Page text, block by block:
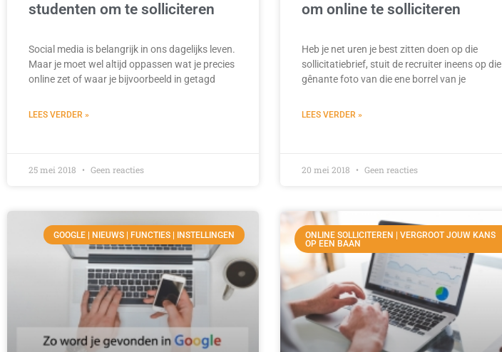
studenten om te solliciteren
Social media is belangrijk in ons dagelijks leven.
Maar je moet wel altijd oppassen wat je precies
online zet of waar je bijvoorbeeld in getagd
LEES VERDER »
25 mei 2018 Geen reacties
om online te solliciteren
Heb je net uren je best zitten doen op die
sollicitatiebrief, stuit de recruiter ineens op die
gênante foto van die ene borrel van je
LEES VERDER »
20 mei 2018 Geen reacties
GOOGLE | NIEUWS | FUNCTIES | INSTELLINGEN
ONLINE SOLLICITEREN | VERGROOT JOUW KANS
OP EEN BAAN